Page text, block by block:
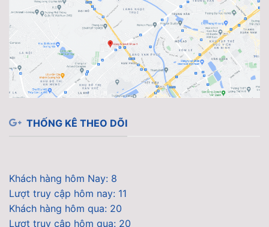
THỐNG KÊ THEO DÕI
Khách hàng hôm Nay: 8
Lượt truy cập hôm nay: 11
Khách hàng hôm qua: 20
Lượt truy cập hôm qua: 20